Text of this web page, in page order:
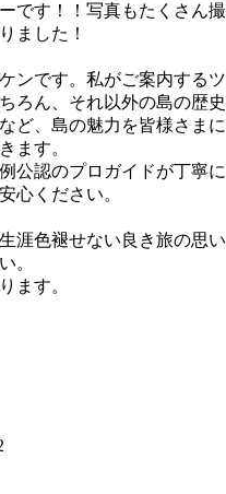
です！！写真もたくさん撮
ました！
ンです。私がご案内するツ
ろん、それ以外の島の歴史
ど、島の魅力を皆様さまに
ます。
公認のプロガイドが丁寧に
心ください。
涯色褪せない良き旅の思い
。
ます。